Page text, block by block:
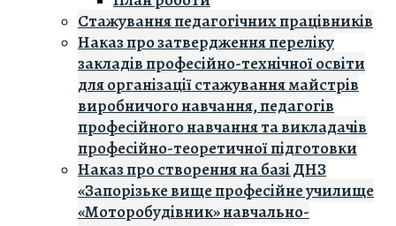
Стажування педагогічних працівників
Наказ про затвердження переліку
закладів професійно-технічної освіти
для організації стажування майстрів
виробничого навчання, педагогів
професійного навчання та викладачів
професійно-теоретичної підготовки
Наказ про створення на базі ДНЗ
«Запорізьке вище професійне училище
«Моторобудівник» навчально-